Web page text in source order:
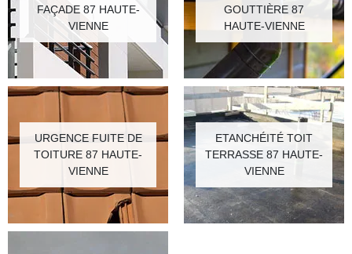
FAÇADE 87 HAUTE-
VIENNE
GOUTTIÈRE 87
HAUTE-VIENNE
URGENCE FUITE DE
TOITURE 87 HAUTE-
VIENNE
ETANCHÉITÉ TOIT
TERRASSE 87 HAUTE-
VIENNE